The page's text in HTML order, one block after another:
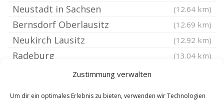
Zustimmung verwalten
Um dir ein optimales Erlebnis zu bieten, verwenden wir Technologien
Neustadt in Sachsen (12.64 km)
Bernsdorf Oberlausitz (12.69 km)
Neukirch Lausitz (12.92 km)
Radeburg (13.04 km)